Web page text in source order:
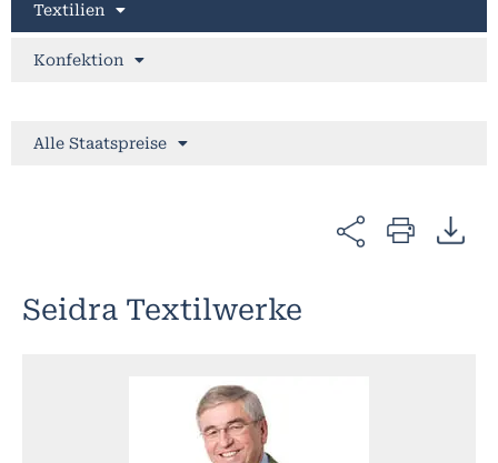
Textilien
Konfektion
Alle Staatspreise
Seidra Textilwerke